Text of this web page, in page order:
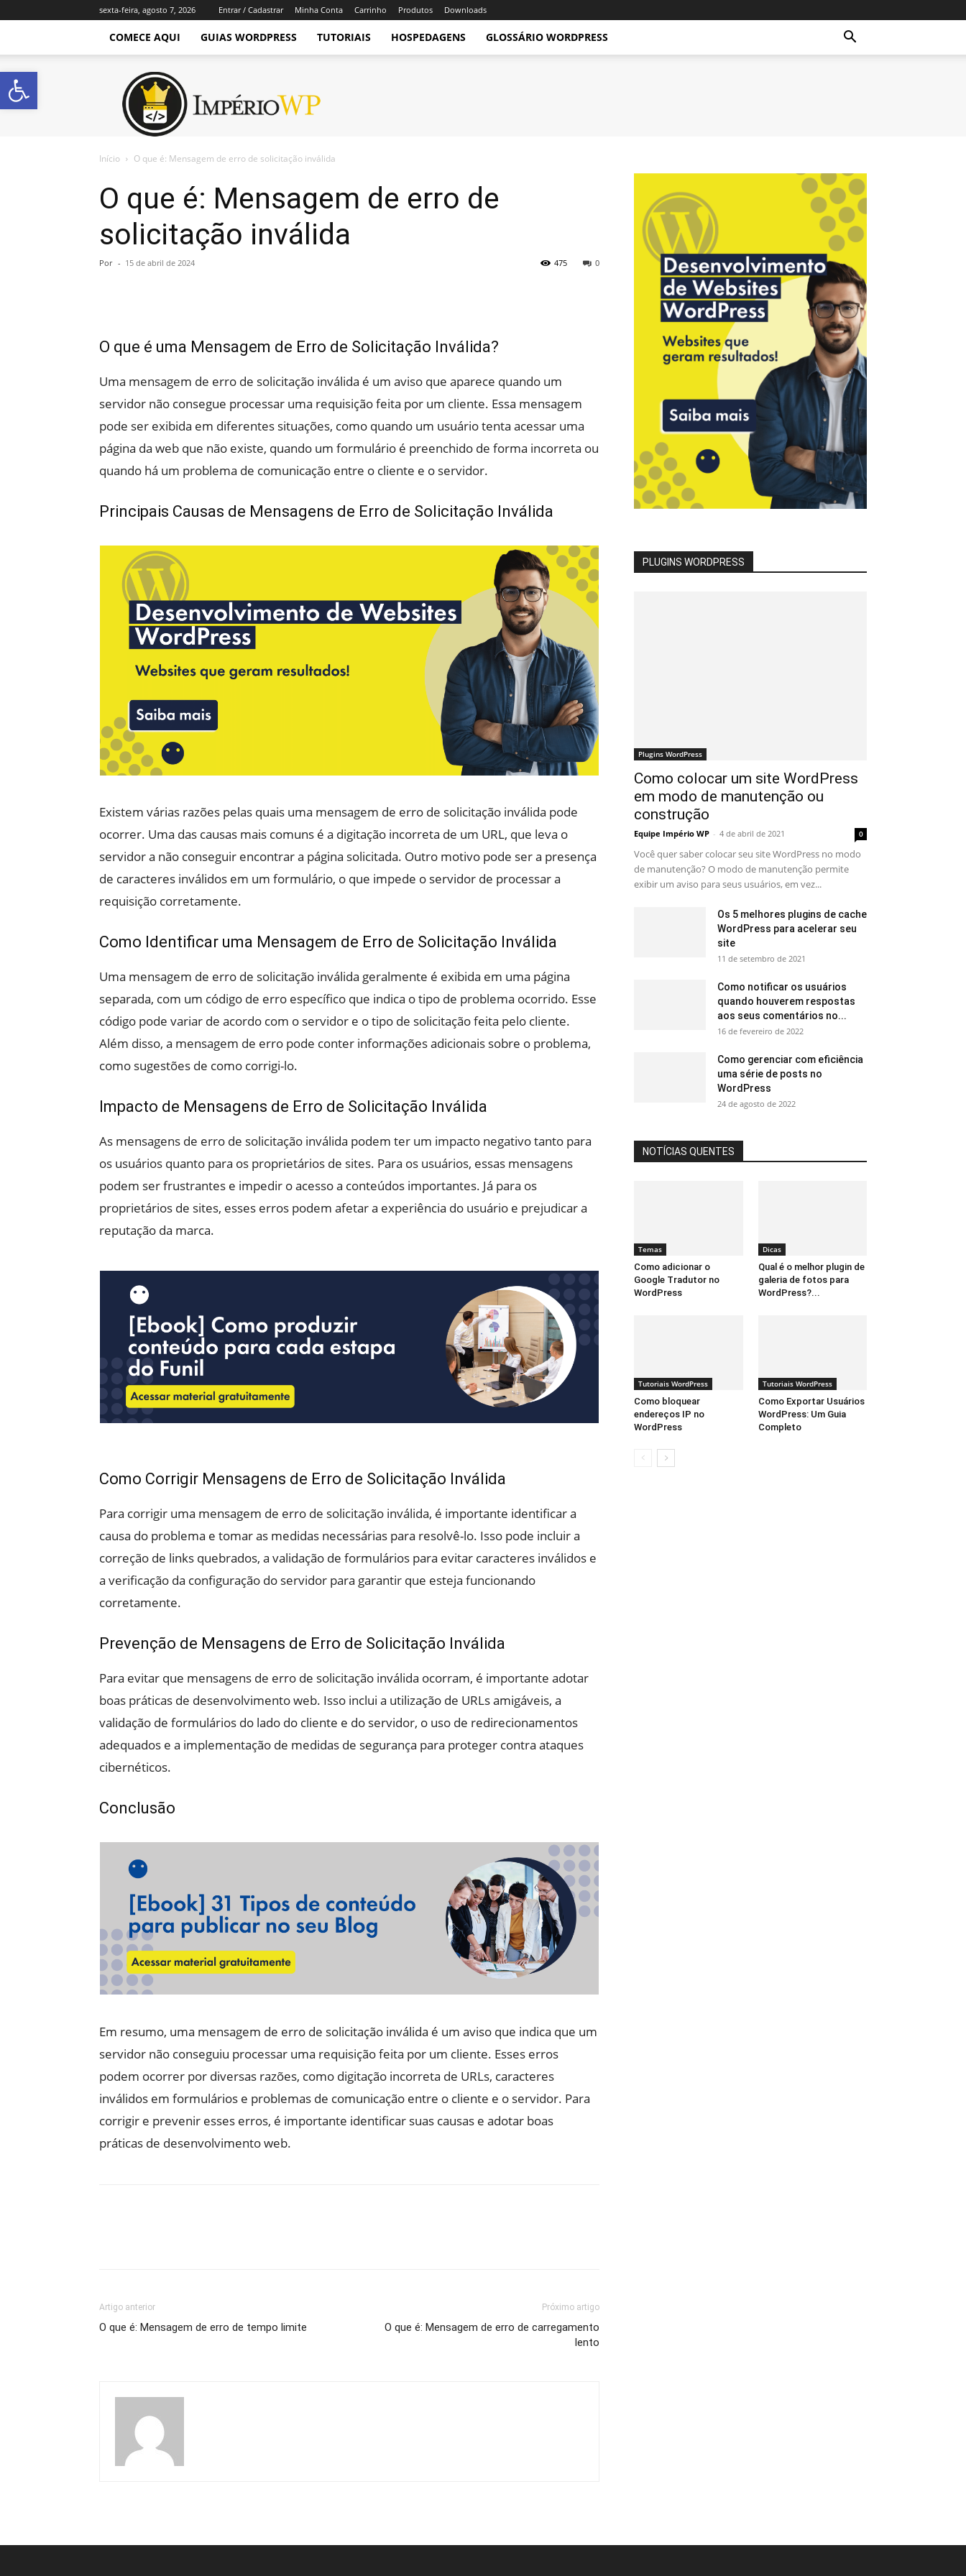
sexta-feira, agosto 7, 2026 Entrar / Cadastrar Minha Conta Carrinho Produtos Downloads
COMECE AQUI GUIAS WORDPRESS TUTORIAIS HOSPEDAGENS GLOSSÁRIO WORDPRESS
Império
WordPress
Início O que é: Mensagem de erro de solicitação inválida
O que é: Mensagem de erro de
solicitação inválida
Por - 15 de abril de 2024 0
475
O que é uma Mensagem de Erro de Solicitação Inválida?
Uma mensagem de erro de solicitação inválida é um aviso que aparece quando um
servidor não consegue processar uma requisição feita por um cliente. Essa mensagem
pode ser exibida em diferentes situações, como quando um usuário tenta acessar uma
página da web que não existe, quando um formulário é preenchido de forma incorreta ou
quando há um problema de comunicação entre o cliente e o servidor.
Principais Causas de Mensagens de Erro de Solicitação Inválida
Existem várias razões pelas quais uma mensagem de erro de solicitação inválida pode
ocorrer. Uma das causas mais comuns é a digitação incorreta de um URL, que leva o
servidor a não conseguir encontrar a página solicitada. Outro motivo pode ser a presença
de caracteres inválidos em um formulário, o que impede o servidor de processar a
requisição corretamente.
Como Identificar uma Mensagem de Erro de Solicitação Inválida
Uma mensagem de erro de solicitação inválida geralmente é exibida em uma página
separada, com um código de erro específico que indica o tipo de problema ocorrido. Esse
código pode variar de acordo com o servidor e o tipo de solicitação feita pelo cliente.
Além disso, a mensagem de erro pode conter informações adicionais sobre o problema,
como sugestões de como corrigi-lo.
Impacto de Mensagens de Erro de Solicitação Inválida
As mensagens de erro de solicitação inválida podem ter um impacto negativo tanto para
os usuários quanto para os proprietários de sites. Para os usuários, essas mensagens
podem ser frustrantes e impedir o acesso a conteúdos importantes. Já para os
proprietários de sites, esses erros podem afetar a experiência do usuário e prejudicar a
reputação da marca.
Como Corrigir Mensagens de Erro de Solicitação Inválida
Para corrigir uma mensagem de erro de solicitação inválida, é importante identificar a
causa do problema e tomar as medidas necessárias para resolvê-lo. Isso pode incluir a
correção de links quebrados, a validação de formulários para evitar caracteres inválidos e
a verificação da configuração do servidor para garantir que esteja funcionando
corretamente.
Prevenção de Mensagens de Erro de Solicitação Inválida
Para evitar que mensagens de erro de solicitação inválida ocorram, é importante adotar
boas práticas de desenvolvimento web. Isso inclui a utilização de URLs amigáveis, a
validação de formulários do lado do cliente e do servidor, o uso de redirecionamentos
adequados e a implementação de medidas de segurança para proteger contra ataques
cibernéticos.
Conclusão
Em resumo, uma mensagem de erro de solicitação inválida é um aviso que indica que um
servidor não conseguiu processar uma requisição feita por um cliente. Esses erros
podem ocorrer por diversas razões, como digitação incorreta de URLs, caracteres
inválidos em formulários e problemas de comunicação entre o cliente e o servidor. Para
corrigir e prevenir esses erros, é importante identificar suas causas e adotar boas
práticas de desenvolvimento web.
Artigo anterior
O que é: Mensagem de erro de tempo limite
Próximo artigo
O que é: Mensagem de erro de carregamento
lento
PLUGINS WORDPRESS
Plugins WordPress
Como colocar um site WordPress
em modo de manutenção ou
construção
Equipe Império WP - 4 de abril de 2021 0
Você quer saber colocar seu site WordPress no modo
de manutenção? O modo de manutenção permite
exibir um aviso para seus usuários, em vez...
Os 5 melhores plugins de cache
WordPress para acelerar seu
site
11 de setembro de 2021
Como notificar os usuários
quando houverem respostas
aos seus comentários no...
16 de fevereiro de 2022
Como gerenciar com eficiência
uma série de posts no
WordPress
24 de agosto de 2022
NOTÍCIAS QUENTES
Temas
Como adicionar o
Google Tradutor no
WordPress
Dicas
Qual é o melhor plugin de
galeria de fotos para
WordPress?...
Tutoriais WordPress
Como bloquear
endereços IP no
WordPress
Tutoriais WordPress
Como Exportar Usuários
WordPress: Um Guia
Completo
Abrir a barra de ferramentas